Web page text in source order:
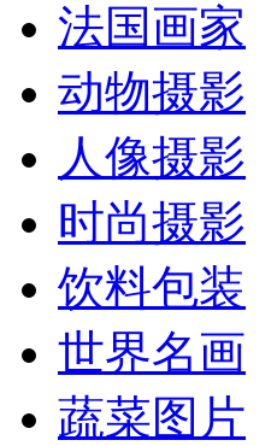
法国画家
动物摄影
人像摄影
时尚摄影
饮料包装
世界名画
蔬菜图片